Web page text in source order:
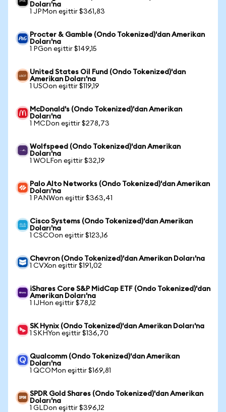
Doları'na
1 JPMon eşittir $361,83
Procter & Gamble (Ondo Tokenized)'dan Amerikan
Doları'na
1 PGon eşittir $149,15
United States Oil Fund (Ondo Tokenized)'dan
Amerikan Doları'na
1 USOon eşittir $119,19
McDonald's (Ondo Tokenized)'dan Amerikan
Doları'na
1 MCDon eşittir $278,73
Wolfspeed (Ondo Tokenized)'dan Amerikan
Doları'na
1 WOLFon eşittir $32,19
Palo Alto Networks (Ondo Tokenized)'dan Amerikan
Doları'na
1 PANWon eşittir $363,41
Cisco Systems (Ondo Tokenized)'dan Amerikan
Doları'na
1 CSCOon eşittir $123,16
Chevron (Ondo Tokenized)'dan Amerikan Doları'na
1 CVXon eşittir $191,02
iShares Core S&P MidCap ETF (Ondo Tokenized)'dan
Amerikan Doları'na
1 IJHon eşittir $78,12
SK Hynix (Ondo Tokenized)'dan Amerikan Doları'na
1 SKHYon eşittir $136,70
Qualcomm (Ondo Tokenized)'dan Amerikan
Doları'na
1 QCOMon eşittir $169,81
SPDR Gold Shares (Ondo Tokenized)'dan Amerikan
Doları'na
1 GLDon eşittir $396,12